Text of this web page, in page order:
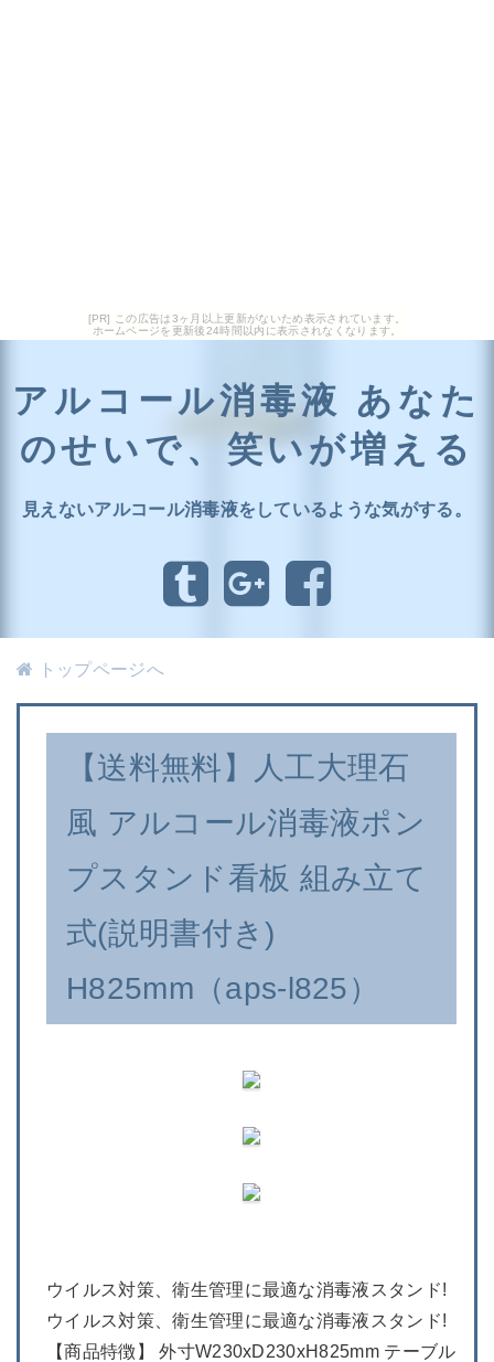
[PR] この広告は3ヶ月以上更新がないため表示されています。
ホームページを更新後24時間以内に表示されなくなります。
アルコール消毒液 あなた
のせいで、笑いが増える
見えないアルコール消毒液をしているような気がする。
トップページへ
【送料無料】人工大理石
風 アルコール消毒液ポン
プスタンド看板 組み立て
式(説明書付き)
H825mm（aps-l825）
ウイルス対策、衛生管理に最適な消毒液スタンド!
ウイルス対策、衛生管理に最適な消毒液スタンド!
【商品特徴】 外寸W230xD230xH825mm テーブル